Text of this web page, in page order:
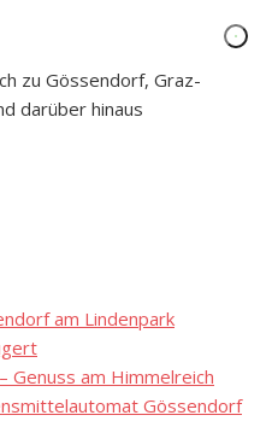
zu Gössendorf, Graz-
darüber hinaus
am Lindenpark
Genuss am Himmelreich
Gössendorf